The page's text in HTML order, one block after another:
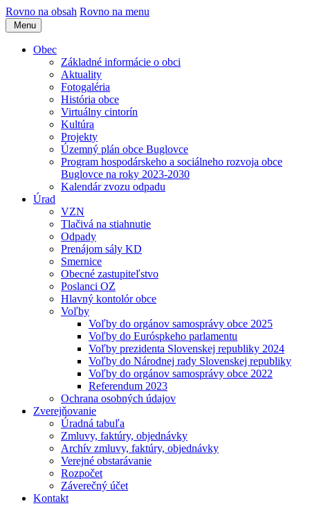
Rovno na obsah Rovno na menu
Menu
Obec
Základné informácie o obci
Aktuality
Fotogaléria
História obce
Virtuálny cintorín
Kultúra
Projekty
Územný plán obce Buglovce
Program hospodárskeho a sociálneho rozvoja obce
Buglovce na roky 2023-2030
Kalendár zvozu odpadu
Úrad
VZN
Tlačivá na stiahnutie
Odpady
Prenájom sály KD
Smernice
Obecné zastupiteľstvo
Poslanci OZ
Hlavný kontolór obce
Voľby
Voľby do orgánov samosprávy obce 2025
Voľby do Euróspkeho parlamentu
Voľby prezidenta Slovenskej republiky 2024
Voľby do Národnej rady Slovenskej republiky
Voľby do orgánov samosprávy obce 2022
Referendum 2023
Ochrana osobných údajov
Zverejňovanie
Úradná tabuľa
Zmluvy, faktúry, objednávky
Archív zmluvy, faktúry, objednávky
Verejné obstarávanie
Rozpočet
Záverečný účet
Kontakt